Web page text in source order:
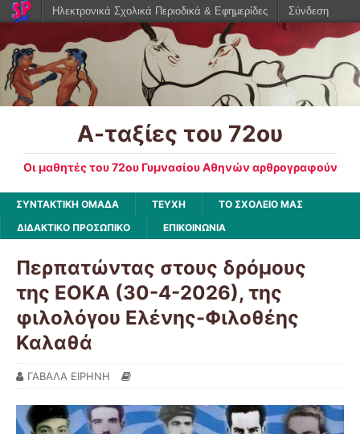
Α-ταξίες του 72ου
Οι μαθητές του 72ου Γυμνασίου Αθηνών αρθρογραφούν
ΣΥΝΤΑΚΤΙΚΗ ΟΜΑΔΑ ΤΕΥΧΗ
ΤΟ ΣΧΟΛΕΙΟ ΜΑΣ
ΔΙΔΑΚΤΙΚΟ ΠΡΟΣΩΠΙΚΟ
ΕΠΙΚΟΙΝΩΝΙΑ
Περπατώντας στους δρόμους
της ΕΟΚΑ (30-4-2026), της
φιλολόγου Ελένης-Φιλοθέης
Καλαθά
ΓΑΒΑΛΑ ΕΙΡΗΝΗ
Ηλεκτρονικά Σχολικά Περιοδικά & Εφημερίδες Σύνδεση